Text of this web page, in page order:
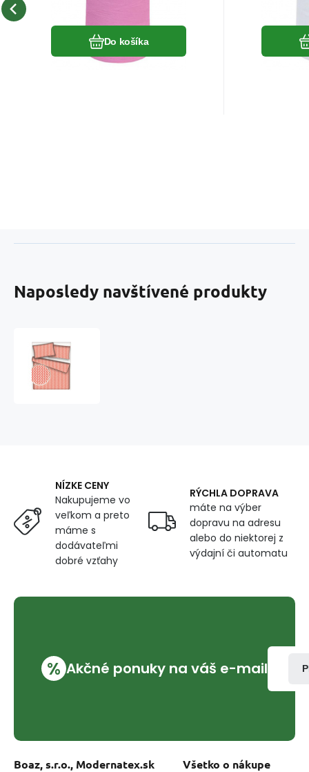
Do košíka
Naposledy navštívené produkty
NÍZKE CENY
Nakupujeme vo
veľkom a preto
máme s
dodávateľmi
dobré vzťahy
RÝCHLA DOPRAVA
máte na výber
dopravu na adresu
alebo do niektorej z
výdajní či automatu
% Akčné ponuky na váš e-mail
Boaz, s.r.o., Modernatex.sk Všetko o nákupe